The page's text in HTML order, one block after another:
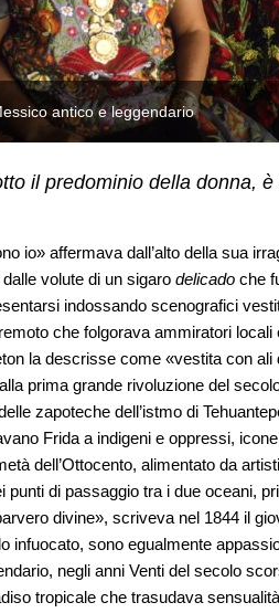
il predominio della donna,
io» affermava dall’alto della sua
volute di un sigaro delicado che
indossando scenografici
che folgorava ammiratori locali
la descrisse come «vestita con
prima grande rivoluzione del
zapoteche dell’istmo di
Frida a indigeni e oppressi, icone
dell’Ottocento, alimentato da
punti di passaggio tra i due oceani,
divine», scriveva nel 1844 il
infuocato, sono egualmente
negli anni Venti del secolo
tropicale che trasudava